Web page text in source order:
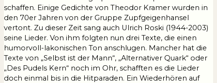
schaffen. Einige Gedichte von Theodor Kramer wurden in
den 70er Jahren von der Gruppe Zupfgeigenhansel
vertont. Zu dieser Zeit sang auch Ulrich Roski (1944-2003)
seine Lieder. Von ihm folgten nun drei Texte, die einen
humorvoll-lakonischen Ton anschlugen. Mancher hat die
Texte von „Selbst ist der Mann“, „Alternativer Quark“ oder
„Des Pudels Kern“ noch im Ohr, schafften es die Lieder
doch einmal bis in die Hitparaden. Ein Wiederhören auf